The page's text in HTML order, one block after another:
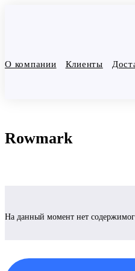
О компании Клиенты
Rowmark
На данный момент нет